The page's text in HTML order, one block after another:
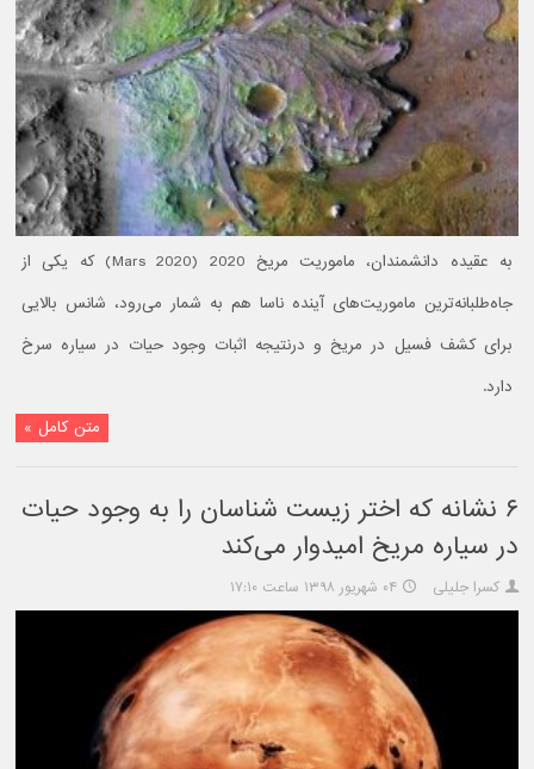
به عقیده دانشمندان، ماموریت مریخ 2020 (Mars 2020) که یکی از
جاه‌طلبانه‌ترین ماموریت‌های آینده ناسا هم به شمار می‌رود، شانس بالایی
برای کشف فسیل در مریخ و درنتیجه اثبات وجود حیات در سیاره سرخ
دارد.
متن کامل »
۶ نشانه که اختر زیست شناسان را به وجود حیات
در سیاره مریخ امیدوار می‌کند
کسرا جلیلی ۰۴ شهریور ۱۳۹۸ ساعت ۱۷:۱۰